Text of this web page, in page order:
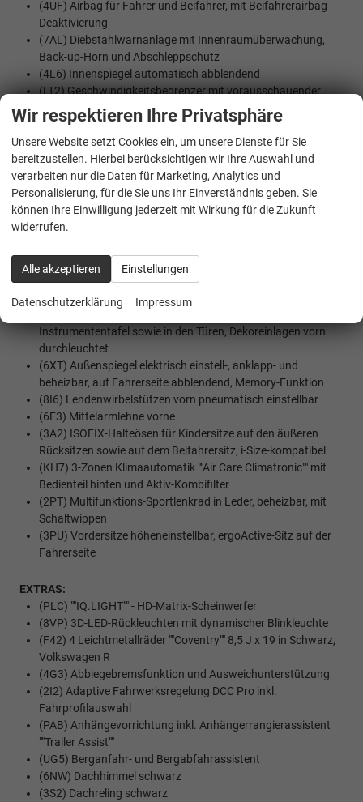
(4UF) Airbag für Fahrer und Beifahrer, mit Beifahrerairbag-
Deaktivierung
(7AL) Diebstahlwarnanlage mit Innenraumüberwachung,
Back-up-Horn und Abschleppschutz
(4L6) Innenspiegel automatisch abblendend
(LT2) Geschwindigkeitsbegrenzer mit vorausschauender
(UH2) Elektronische Parkbremse inkl. Auto-Hold-Funktion
(6C4) Kopf- und Seitenairbags vorn und hinten, Center-
Airbag
(8J5) Notbremsassistent ""Front Assist"" mit Fußgänger- und
Radfahrererkennung
(NZ4) Notruf Service
(7L6) Start-Stopp Automatik
(8A5) Parkassistent ""Park Assist Pro"", inkl. Einparkhilfe
INNENAUSSTATTUNG UND KOMFORT:
Instrumententafel sowie in den Türen, Dekoreinlagen vorn
durchleuchtet
(6XT) Außenspiegel elektrisch einstell-, anklapp- und
beheizbar, auf Fahrerseite abblendend, Memory-Funktion
(8I6) Lendenwirbelstützen vorn pneumatisch einstellbar
(6E3) Mittelarmlehne vorne
(3A2) ISOFIX-Halteösen für Kindersitze auf den äußeren
Rücksitzen sowie auf dem Beifahrersitz, i-Size-kompatibel
(KH7) 3-Zonen Klimaautomatik ""Air Care Climatronic"" mit
Bedienteil hinten und Aktiv-Kombifilter
(2PT) Multifunktions-Sportlenkrad in Leder, beheizbar, mit
Schaltwippen
(3PU) Vordersitze höheneinstellbar, ergoActive-Sitz auf der
Fahrerseite
EXTRAS:
(PLC) ""IQ.LIGHT"" - HD-Matrix-Scheinwerfer
(8VP) 3D-LED-Rückleuchten mit dynamischer Blinkleuchte
(F42) 4 Leichtmetallräder ""Coventry"" 8,5 J x 19 in Schwarz,
Volkswagen R
(4G3) Abbiegebremsfunktion und Ausweichunterstützung
(2I2) Adaptive Fahrwerksregelung DCC Pro inkl.
Fahrprofilauswahl
(PAB) Anhängevorrichtung inkl. Anhängerrangierassistent
""Trailer Assist""
(UG5) Berganfahr- und Bergabfahrassistent
(6NW) Dachhimmel schwarz
(3S2) Dachreling schwarz
Wir respektieren Ihre Privatsphäre
Unsere Website setzt Cookies ein, um unsere Dienste für Sie
bereitzustellen. Hierbei berücksichtigen wir Ihre Auswahl und
verarbeiten nur die Daten für Marketing, Analytics und
Personalisierung, für die Sie uns Ihr Einverständnis geben. Sie
können Ihre Einwilligung jederzeit mit Wirkung für die Zukunft
widerrufen.
Alle akzeptieren Einstellungen
Datenschutzerklärung Impressum